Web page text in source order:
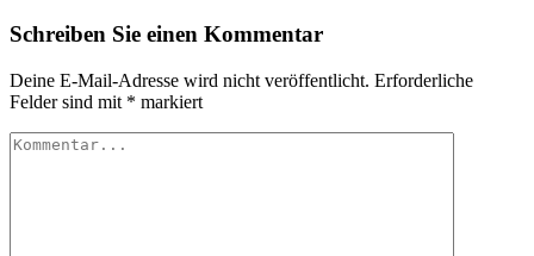
Schreiben Sie einen Kommentar
Deine E-Mail-Adresse wird nicht veröffentlicht. Erforderliche
Felder sind mit * markiert